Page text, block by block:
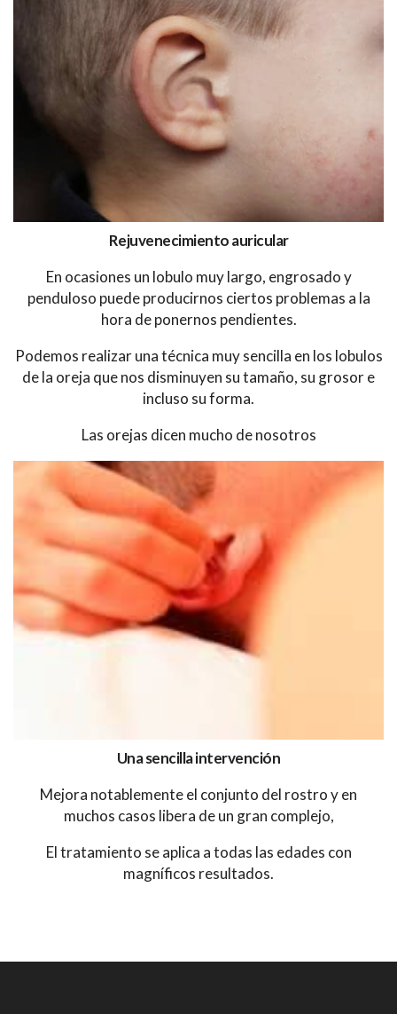
Rejuvenecimiento auricular
En ocasiones un lobulo muy largo, engrosado y
penduloso puede producirnos ciertos problemas a la
hora de ponernos pendientes.
Podemos realizar una técnica muy sencilla en los lobulos
de la oreja que nos disminuyen su tamaño, su grosor e
incluso su forma.
Las orejas dicen mucho de nosotros
Una sencilla intervención
Mejora notablemente el conjunto del rostroy en
muchos casos libera de un gran complejo,
El tratamiento se aplica a todas las edades con
magníficos resultados.